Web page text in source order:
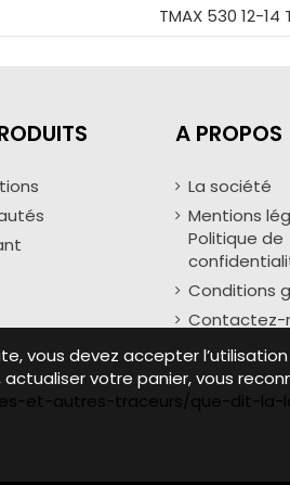
TMAX 530 12-14
A PROPOS
La société
Mentions
Politique de
Conditions
Contactez-
vous devez accepter
votre panier, vous
et-autres-traceurs/que-dit-la-